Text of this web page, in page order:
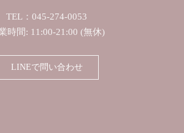
TEL：045-274-0053
時間: 11:00-21:00 (無休)
LINEで問い合わせ